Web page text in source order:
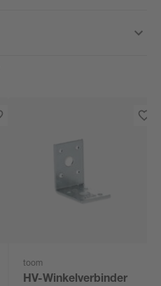
toom
HV-Winkelverbinder